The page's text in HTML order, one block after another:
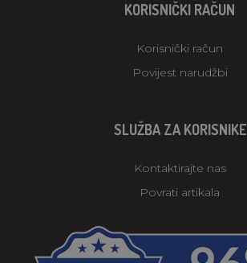
KORISNIČKI RAČUN
Korisnički račun
Povijest narudžbi
SLUŽBA ZA KORISNIKE
Kontaktirajte nas
Povrati artikala